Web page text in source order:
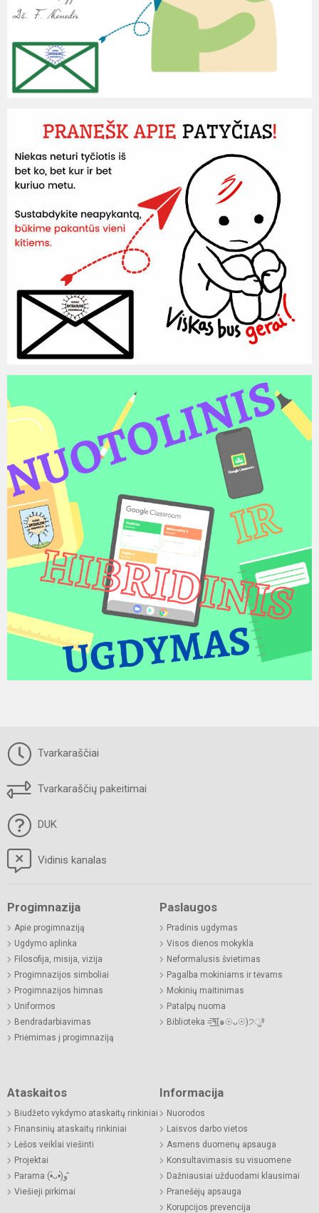
Tvarkaraščiai
Tvarkaraščių pakeitimai
DUK
Vidinis kanalas
Progimnazija
Apie progimnaziją
Ugdymo aplinka
Filosofija, misija, vizija
Progimnazijos simboliai
Progimnazijos himnas
Uniformos
Bendradarbiavimas
Priėmimas į progimnaziją
Paslaugos
Pradinis ugdymas
Visos dienos mokykla
Neformalusis švietimas
Pagalba mokiniams ir tėvams
Mokinių maitinimas
Patalpų nuoma
Biblioteka =͟͟͞͞٩(๑☉ᴗ☉)੭ु⁾⁾
Ataskaitos
Biudžeto vykdymo ataskaitų rinkiniai
Finansinių ataskaitų rinkiniai
Lėšos veiklai viešinti
Projektai
Parama (•̀ᴗ•́)و ̑̑
Viešieji pirkimai
Informacija
Nuorodos
Laisvos darbo vietos
Asmens duomenų apsauga
Konsultavimasis su visuomene
Dažniausiai užduodami klausimai
Pranešėjų apsauga
Korupcijos prevencija